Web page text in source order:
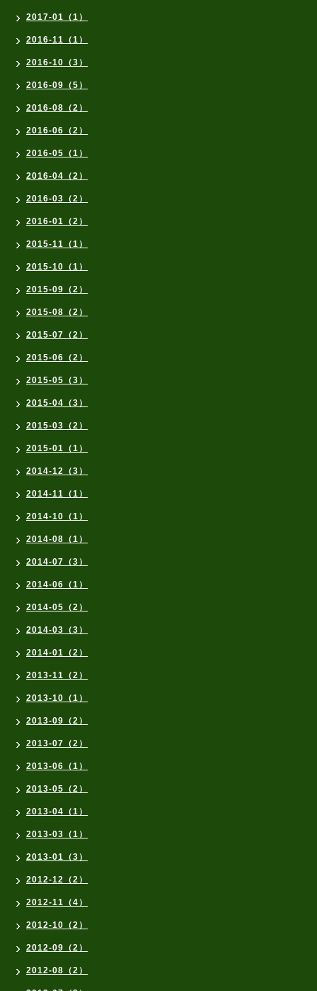
2017-01（1）
2016-11（1）
2016-10（3）
2016-09（5）
2016-08（2）
2016-06（2）
2016-05（1）
2016-04（2）
2016-03（2）
2016-01（2）
2015-11（1）
2015-10（1）
2015-09（2）
2015-08（2）
2015-07（2）
2015-06（2）
2015-05（3）
2015-04（3）
2015-03（2）
2015-01（1）
2014-12（3）
2014-11（1）
2014-10（1）
2014-08（1）
2014-07（3）
2014-06（1）
2014-05（2）
2014-03（3）
2014-01（2）
2013-11（2）
2013-10（1）
2013-09（2）
2013-07（2）
2013-06（1）
2013-05（2）
2013-04（1）
2013-03（1）
2013-01（3）
2012-12（2）
2012-11（4）
2012-10（2）
2012-09（2）
2012-08（2）